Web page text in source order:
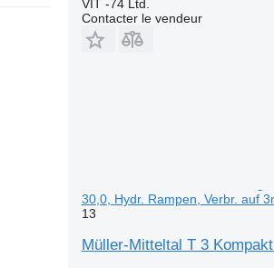
VIT -74 Ltd.
Contacter le vendeur
30,0, Hydr. Rampen, Verbr. auf
13
Müller-Mitteltal T 3